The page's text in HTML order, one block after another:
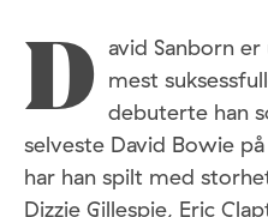
D avid Sanborn
mest
debuterte han
selveste David Bowie
har han spilt med
Dizzie Gillespie, Eric